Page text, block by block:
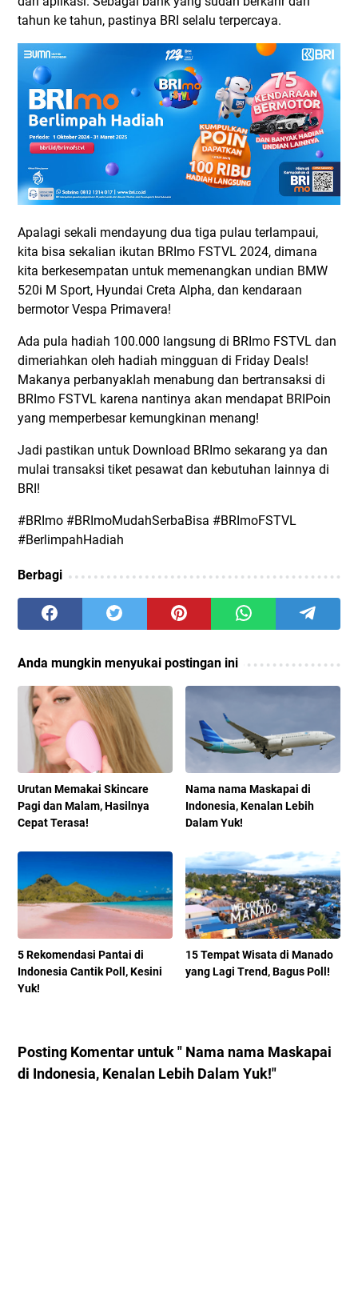
tahun ke tahun, pastinya BRI selalu terpercaya.
Apalagi sekali mendayung dua tiga pulau terlampaui,
kita bisa sekalian ikutan BRImo FSTVL 2024, dimana
kita berkesempatan untuk memenangkan undian BMW
520i M Sport, Hyundai Creta Alpha, dan kendaraan
bermotor Vespa Primavera!
Ada pula hadiah 100.000 langsung di BRImo FSTVL dan
dimeriahkan oleh hadiah mingguan di Friday Deals!
Makanya perbanyaklah menabung dan bertransaksi di
BRImo FSTVL karena nantinya akan mendapat BRIPoin
yang memperbesar kemungkinan menang!
Jadi pastikan untuk Download BRImo sekarang ya dan
mulai transaksi tiket pesawat dan kebutuhan lainnya di
BRI!
#BRImo #BRImoMudahSerbaBisa #BRImoFSTVL
#BerlimpahHadiah
Berbagi
Anda mungkin menyukai postingan ini
Urutan Memakai Skincare
Pagi dan Malam, Hasilnya
Cepat Terasa!
Nama nama Maskapai di
Indonesia, Kenalan Lebih
Dalam Yuk!
5 Rekomendasi Pantai di
Indonesia Cantik Poll, Kesini
Yuk!
15 Tempat Wisata di Manado
yang Lagi Trend, Bagus Poll!
Posting Komentar untuk " Nama nama Maskapai
di Indonesia, Kenalan Lebih Dalam Yuk!"